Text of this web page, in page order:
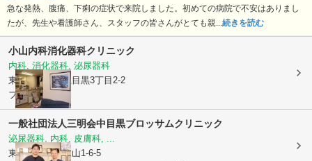
急な発熱、腹痛、下痢の症状で来院しました。初めての病院で不安はありまし
たが、先生や看護師さん、スタッフの皆さんがとても親...続きを読む
小山内科消化器科クリニック
内科, 消化器科, 泌尿器科
東京都目黒区上目黒3丁目2-2
フジビル2F
一般社団法人三明会中目黒ブロッサムクリニック
泌尿器科, 内科, 皮膚科, ...
東京都目黒区東山1-6-5